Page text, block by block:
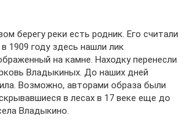
берегу реки есть родник. Его считали
1909 году здесь нашли лик
на камне. Находку перенесли
Владыкиных. До наших дней
Возможно, авторами образа были
в лесах в 17 веке еще до
Владыкино.